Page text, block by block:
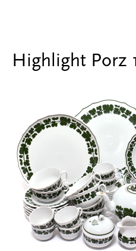
Highlight Porz